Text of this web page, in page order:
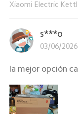
Xiaomi Electric
s***o
03/06/
la mejor opción